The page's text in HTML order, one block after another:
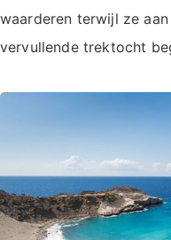
waarderen terwijl ze
vervullende trektocht